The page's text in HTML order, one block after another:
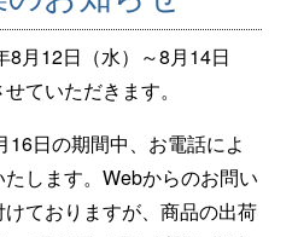
8月12日（水）～8月14日
ていただきます。
日の期間中、お電話によ
します。Webからのお問い
ておりますが、商品の出荷